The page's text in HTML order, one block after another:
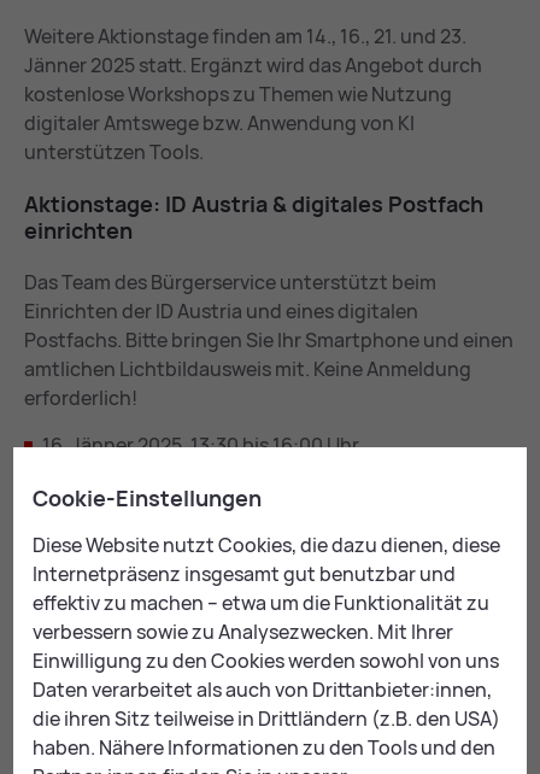
Weitere Aktionstage finden am 14., 16., 21. und 23.
Jänner 2025 statt. Ergänzt wird das Angebot durch
kostenlose Workshops zu Themen wie Nutzung
digitaler Amtswege bzw. Anwendung von KI
unterstützen Tools.
Ak­ti­ons­ta­ge: ID Aus­tria & di­gi­ta­les Post­fach
ein­rich­ten
Das Team des Bürgerservice unterstützt beim
Einrichten der ID Austria und eines digitalen
Postfachs. Bitte bringen Sie Ihr Smartphone und einen
amtlichen Lichtbildausweis mit. Keine Anmeldung
erforderlich!
16. Jänner 2025, 13:30 bis 16:00 Uhr
21. Jänner 2025, 9:00 bis 12:00 Uhr
Ort: Bürgerservice-Stelle im Erdgeschoss des
Leobener Rathauses
Di­gi­tal Übe­r­all Work­shops
Weiters werden Workshops rund um das Thema
digitale Amtswege sowie Künstliche Intelligenz
Cookie-Einstellungen
Diese Website nutzt Cookies, die dazu dienen, diese
Internetpräsenz insgesamt gut benutzbar und
effektiv zu machen – etwa um die Funktionalität zu
verbessern sowie zu Analysezwecken. Mit Ihrer
Einwilligung zu den Cookies werden sowohl von uns
Daten verarbeitet als auch von Drittanbieter:innen,
die ihren Sitz teilweise in Drittländern (z.B. den USA)
haben. Nähere Informationen zu den Tools und den